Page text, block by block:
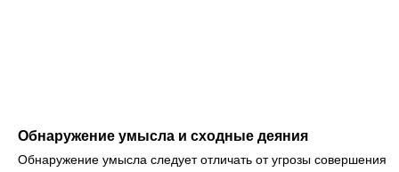
Обнаружение умысла и сходные деяния
Обнаружение умысла следует отличать от угрозы совершения